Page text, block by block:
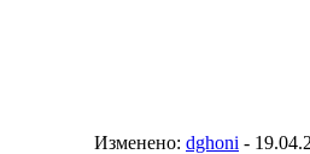
Изменено: dghoni -